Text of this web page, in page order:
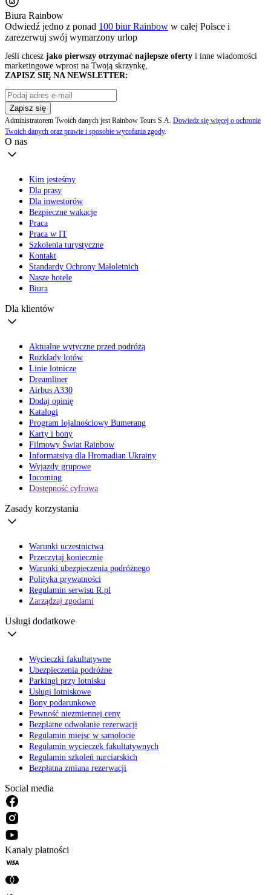
Biura Rainbow
Odwiedź jedno z ponad 100 biur Rainbow w całej Polsce i
zarezerwuj swój wymarzony urlop
Jeśli chcesz jako pierwszy otrzymać najlepsze oferty i inne wiadomości
marketingowe wprost na Twoją skrzynkę,
ZAPISZ SIĘ NA NEWSLETTER:
Zapisz się
Administratorem Twoich danych jest Rainbow Tours S.A. Dowiedz się więcej o ochronie
Twoich danych oraz prawie i sposobie wycofania zgody.
O nas
Kim jesteśmy
Dla prasy
Dla inwestorów
Bezpieczne wakacje
Praca
Praca w IT
Szkolenia turystyczne
Kontakt
Standardy Ochrony Małoletnich
Nasze hotele
Biura
Dla klientów
Aktualne wytyczne przed podróżą
Rozkłady lotów
Linie lotnicze
Dreamliner
Airbus A330
Dodaj opinię
Katalogi
Program lojalnościowy Bumerang
Karty i bony
Filmowy Świat Rainbow
Informatsiya dla Hromadian Ukrainy
Wyjazdy grupowe
Incoming
Dostępność cyfrowa
Zasady korzystania
Warunki uczestnictwa
Przeczytaj koniecznie
Warunki ubezpieczenia podróżnego
Polityka prywatności
Regulamin serwisu R.pl
Zarządzaj zgodami
Usługi dodatkowe
Wycieczki fakultatywne
Ubezpieczenia podróżne
Parkingi przy lotnisku
Usługi lotniskowe
Bony podarunkowe
Pewność niezmiennej ceny
Bezpłatne odwołanie rezerwacji
Regulamin miejsc w samolocie
Regulamin wycieczek fakultatywnych
Regulamin szkoleń narciarskich
Bezpłatna zmiana rezerwacji
Social media
Kanały płatności